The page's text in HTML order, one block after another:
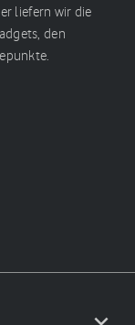
liefern wir die
den